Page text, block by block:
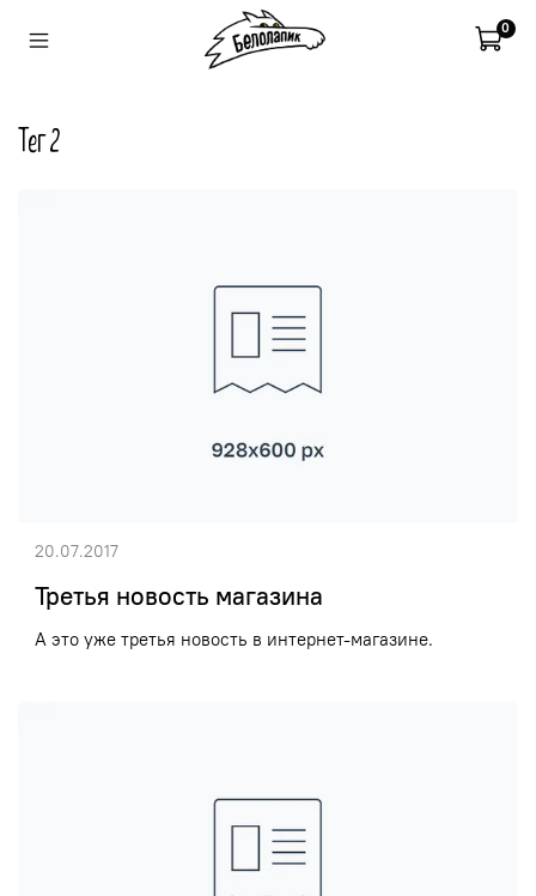
0
тег 2
Третья новость магазина
А это уже третья новость в интернет-магазине.
20.07.2017